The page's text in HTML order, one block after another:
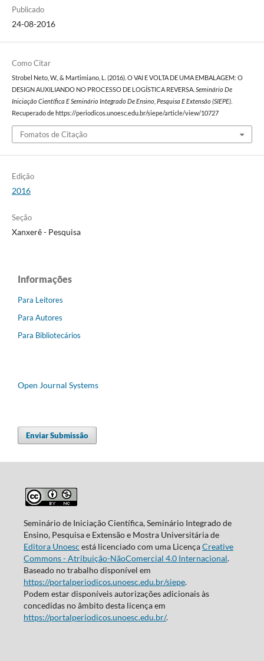
Publicado
24-08-2016
Como Citar
Strobel Neto, W., & Martimiano, L. (2016). O VAI E VOLTA DE UMA EMBALAGEM: O
DESIGN AUXILIANDO NO PROCESSO DE LOGÍSTICA REVERSA. Seminário De
Iniciação Científica E Seminário Integrado De Ensino, Pesquisa E Extensão (SIEPE).
Recuperado de https://periodicos.unoesc.edu.br/siepe/article/view/10727
Fomatos de Citação
Edição
2016
Seção
Xanxerê - Pesquisa
Informações
Para Leitores
Para Autores
Para Bibliotecários
Open Journal Systems
Enviar Submissão
Seminário de Iniciação Científica, Seminário Integrado de
Ensino, Pesquisa e Extensão e Mostra Universitária de
Editora Unoesc está licenciado com uma LicençaCreative
Commons - Atribuição-NãoComercial 4.0 Internacional.
Baseado no trabalho disponível em
https://portalperiodicos.unoesc.edu.br/siepe.
Podem estar disponíveis autorizações adicionais às
concedidas no âmbito desta licença em
https://portalperiodicos.unoesc.edu.br/.